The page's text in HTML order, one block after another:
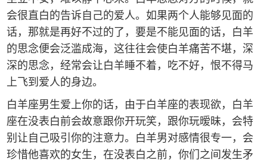
会很直白的告诉自己的爱人。如果两个人能够见面的
话，那就是再好不过的了，要是不能见面的话，白羊
的思念便会泛滥成海，这往往会使白羊痛苦不堪，深
深的思念，经常会让白羊睡不着，吃不好，恨不得马
上飞到爱人的身边。
白羊座男生爱上你的话，由于白羊座的表现欲，白羊
座在没表白前会故意跟你开玩笑，跟你玩暧昧，会特
别让自己吸引你的注意力。白羊男对感情很专一，会
珍惜他喜欢的女生，在没表白之前，你们之间发生矛